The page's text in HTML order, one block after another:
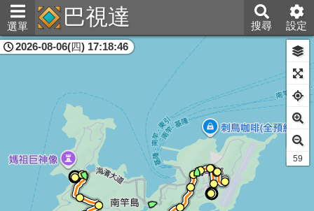
選單 巴視達 搜尋 設定
連江縣
2026-08-06(四) 17:18:46
57